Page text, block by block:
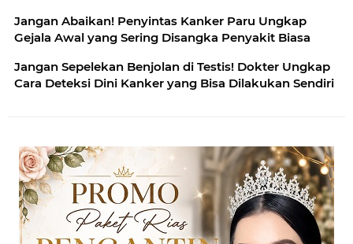
Jangan Abaikan! Penyintas Kanker Paru Ungkap
Gejala Awal yang Sering Disangka Penyakit Biasa
Jangan Sepelekan Benjolan di Testis! Dokter Ungkap
Cara Deteksi Dini Kanker yang Bisa Dilakukan Sendiri